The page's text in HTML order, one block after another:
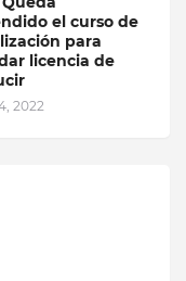
el curso de
para
licencia de
2022